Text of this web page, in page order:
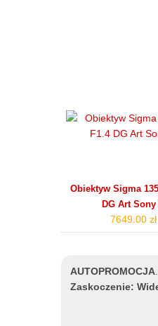
Obiektyw Sigma
DG Art Sony
7649.00 zł
AUTOPROMOCJA
Zaskoczenie: